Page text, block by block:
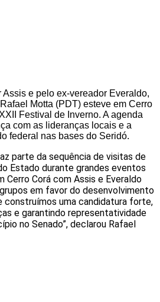
e pelo ex-vereador Everaldo,
Motta (PDT) esteve em Cerro
Festival de Inverno. A agenda
com as lideranças locais e a
federal nas bases do Seridó.
parte da sequência de visitas de
Estado durante grandes eventos
Cerro Corá com Assis e Everaldo
em favor do desenvolvimento
construímos uma candidatura forte,
e garantindo representatividade
no Senado”, declarou Rafael